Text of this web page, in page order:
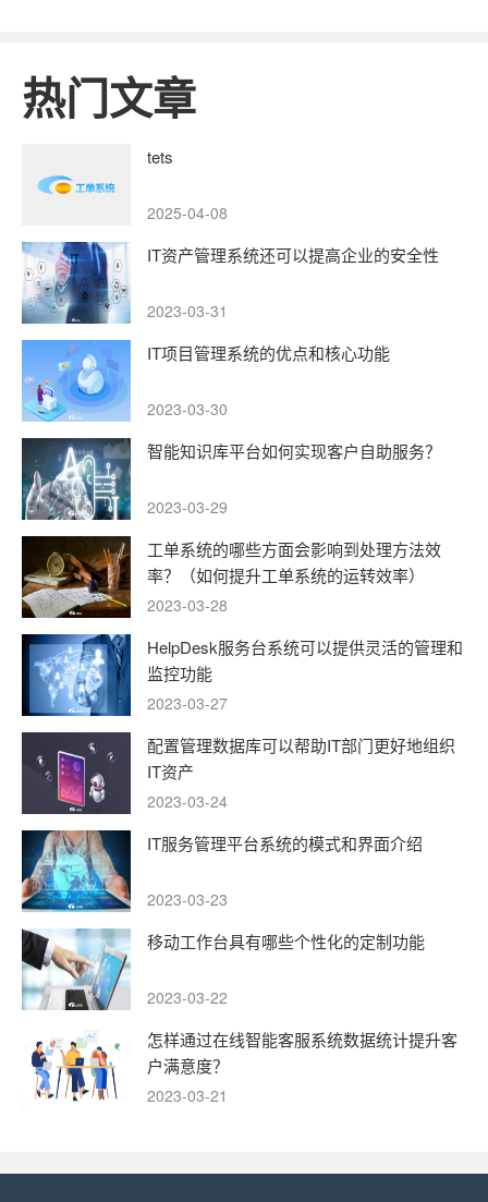
热门文章
tets
2025-04-08
IT资产管理系统还可以提高企业的安全性
2023-03-31
IT项目管理系统的优点和核心功能
2023-03-30
智能知识库平台如何实现客户自助服务？
2023-03-29
工单系统的哪些方面会影响到处理方法效
率？（如何提升工单系统的运转效率）
2023-03-28
HelpDesk服务台系统可以提供灵活的管理和
监控功能
2023-03-27
配置管理数据库可以帮助IT部门更好地组织
IT资产
2023-03-24
IT服务管理平台系统的模式和界面介绍
2023-03-23
移动工作台具有哪些个性化的定制功能
2023-03-22
怎样通过在线智能客服系统数据统计提升客
户满意度？
2023-03-21